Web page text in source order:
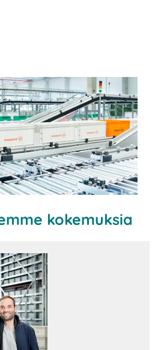
kokemuksia